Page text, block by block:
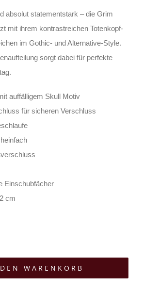
absolut statementstark – die Grim
mit ihrem kontrastreichen Totenkopf-
im Gothic- und Alternative-Style.
sorgt dabei für perfekte
auffälligem Skull Motiv
für sicheren Verschluss
Einschubfächer
cm
WARENKORB